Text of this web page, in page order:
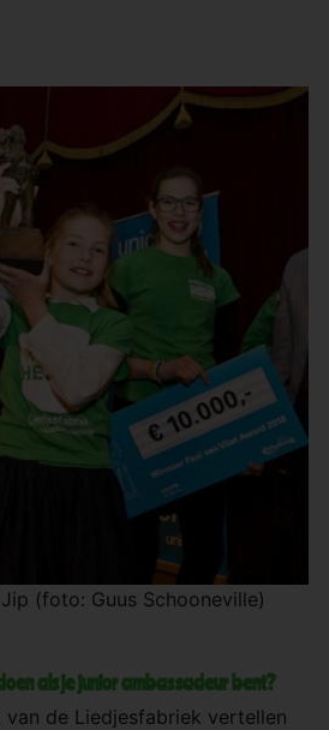
als je junior ambassadeur bent?
van de Liedjesfabriek vertellen
(foto: Guus Schooneville)